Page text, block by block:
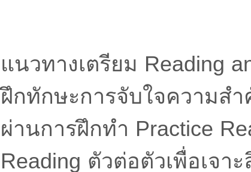
แนวทางเตรียม Reading
ฝึกทักษะการจับใจความสำ
ผ่านการฝึกทำ Practice
Reading ตัวต่อตัวเพื่อเจา